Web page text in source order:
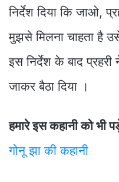
निर्देश दिया कि जाओ,
मुझसे मिलना चाहता है
इस निर्देश के बाद
जाकर बैठा दिया ।
हमारे इस कहानी को भी
गोनू झा की कहानी